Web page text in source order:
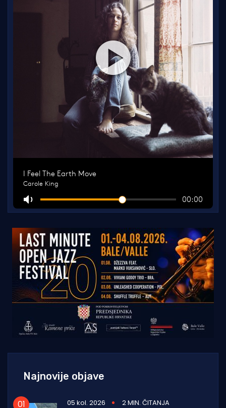
Najnovije objave
05 kol. 2026
2 MIN. ČITANJA